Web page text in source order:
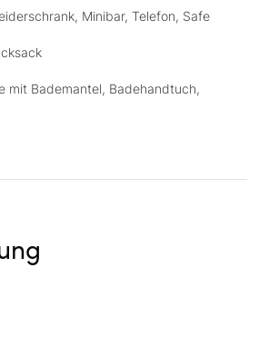
Minibar, Telefon, Safe
mit Bademantel, Badehandtuch,